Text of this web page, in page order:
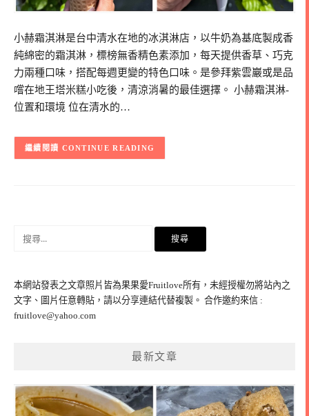
小赫霜淇淋是台中清水在地的冰淇淋店，以牛奶為基底製成香
純綿密的霜淇淋，標榜無香精色素添加，每天提供香草、巧克
力兩種口味，搭配每週更變的特色口味。是參拜紫雲巖或是品
嚐在地王塔米糕小吃後，清涼消暑的最佳選擇。 小赫霜淇淋-
位置和環境 位在清水的…
CONTINUE READING
字:
本網站發表之文章照片皆為果果愛Fruitlove所有，未經授權勿將站內之
文字、圖片任意轉貼，請以分享連結代替複製。 合作邀約來信 :
fruitlove@yahoo.com
最新文章